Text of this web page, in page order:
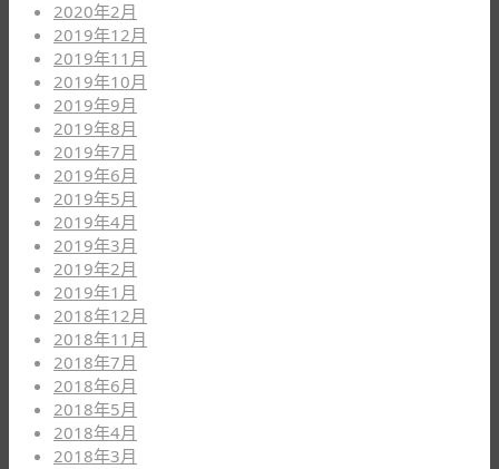
2020年2月
2019年12月
2019年11月
2019年10月
2019年9月
2019年8月
2019年7月
2019年6月
2019年5月
2019年4月
2019年3月
2019年2月
2019年1月
2018年12月
2018年11月
2018年7月
2018年6月
2018年5月
2018年4月
2018年3月